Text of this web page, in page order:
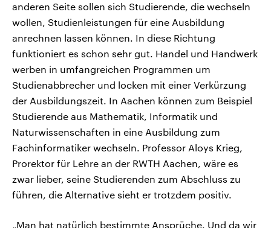
anderen Seite sollen sich Studierende, die wechseln
wollen, Studienleistungen für eine Ausbildung
anrechnen lassen können. In diese Richtung
funktioniert es schon sehr gut. Handel und Handwerk
werben in umfangreichen Programmen um
Studienabbrecher und locken mit einer Verkürzung
der Ausbildungszeit. In Aachen können zum Beispiel
Studierende aus Mathematik, Informatik und
Naturwissenschaften in eine Ausbildung zum
Fachinformatiker wechseln. Professor Aloys Krieg,
Prorektor für Lehre an der RWTH Aachen, wäre es
zwar lieber, seine Studierenden zum Abschluss zu
führen, die Alternative sieht er trotzdem positiv.
„Man hat natürlich bestimmte Ansprüche. Und da wir